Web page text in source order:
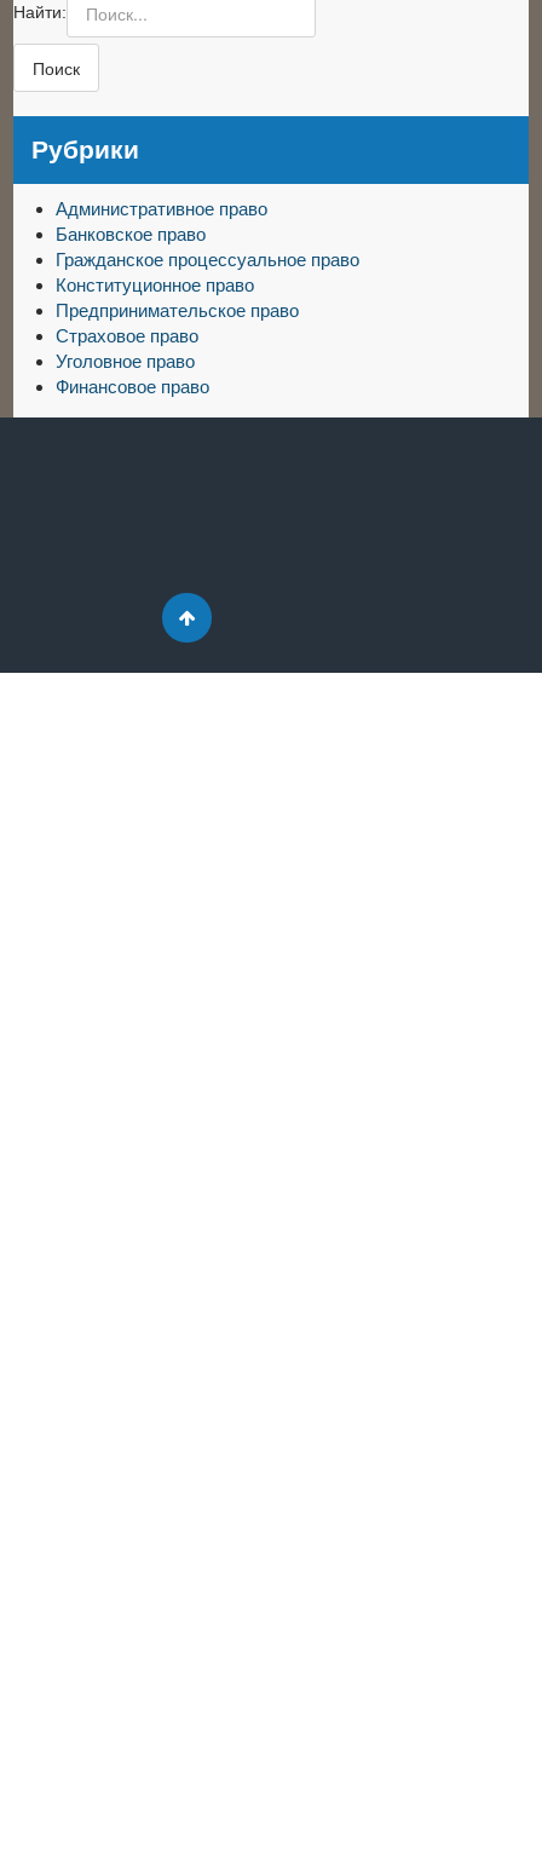
Найти:
Рубрики
Административное право
Банковское право
Гражданское процессуальное право
Конституционное право
Предпринимательское право
Страховое право
Уголовное право
Финансовое право